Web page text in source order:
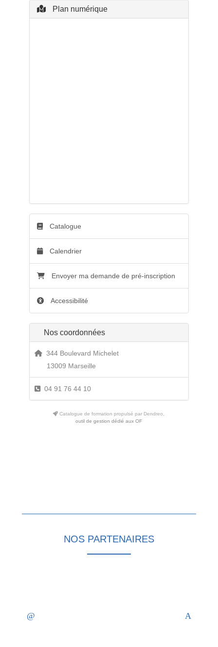
Plan numérique
Catalogue
Calendrier
Envoyer ma demande de pré-inscription
Accessibilité
Nos coordonnées
344 Boulevard Michelet
13009 Marseille
04 91 76 44 10
Catalogue de formation propulsé par Dendreo,
outil de gestion dédié aux OF
NOS PARTENAIRES